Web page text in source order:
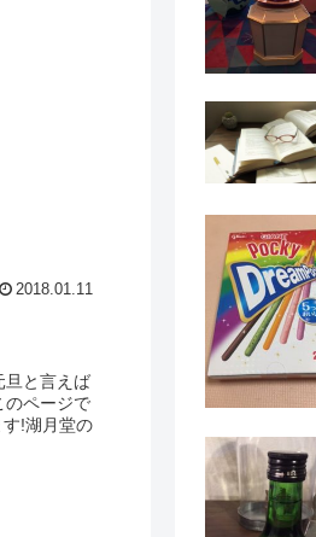
2018.01.11
旦と言えば
のページで
!湖月堂の